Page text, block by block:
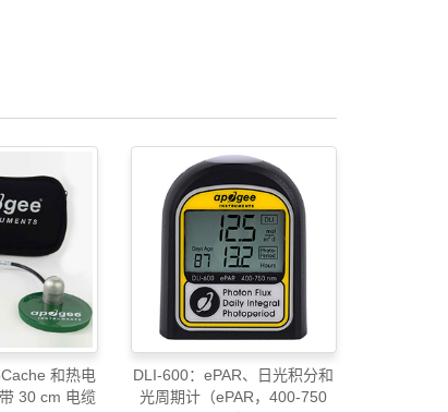
和热电
30 cm 电缆
DLI-600：ePAR、日光积分和
光周期计（ePAR，400-750